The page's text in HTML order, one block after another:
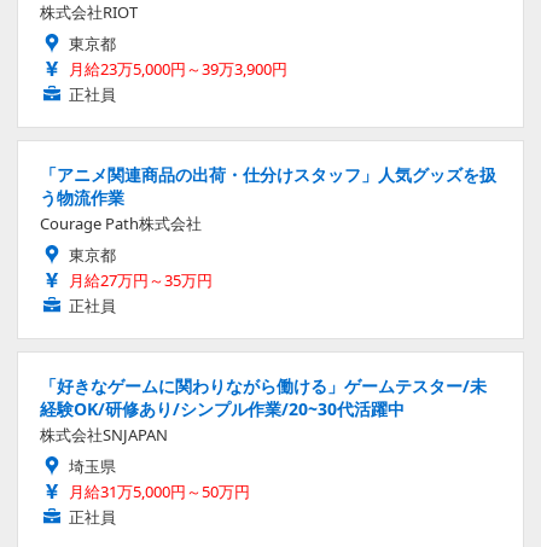
株式会社RIOT
東京都
月給23万5,000円～39万3,900円
正社員
「アニメ関連商品の出荷・仕分けスタッフ」人気グッズを扱
う物流作業
Courage Path株式会社
東京都
月給27万円～35万円
正社員
「好きなゲームに関わりながら働ける」ゲームテスター/未
経験OK/研修あり/シンプル作業/20~30代活躍中
株式会社SNJAPAN
埼玉県
月給31万5,000円～50万円
正社員